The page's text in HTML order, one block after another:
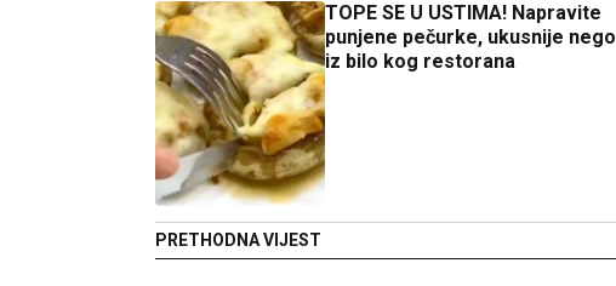
TOPE SE U USTIMA! Napravite
punjene pečurke, ukusnije nego
iz bilo kog restorana
PRETHODNA VIJEST